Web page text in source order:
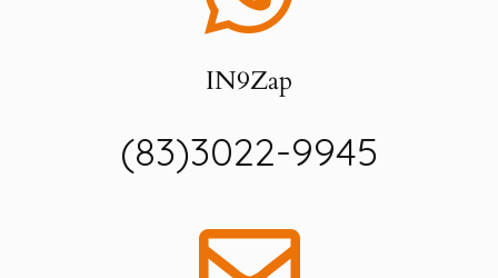
IN9Zap
(83)3022-9945